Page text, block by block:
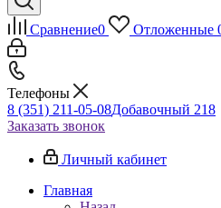
Сравнение0 Отложенные
Телефоны
8 (351) 211-05-08Добавочный 218
Заказать звонок
Личный кабинет
Главная